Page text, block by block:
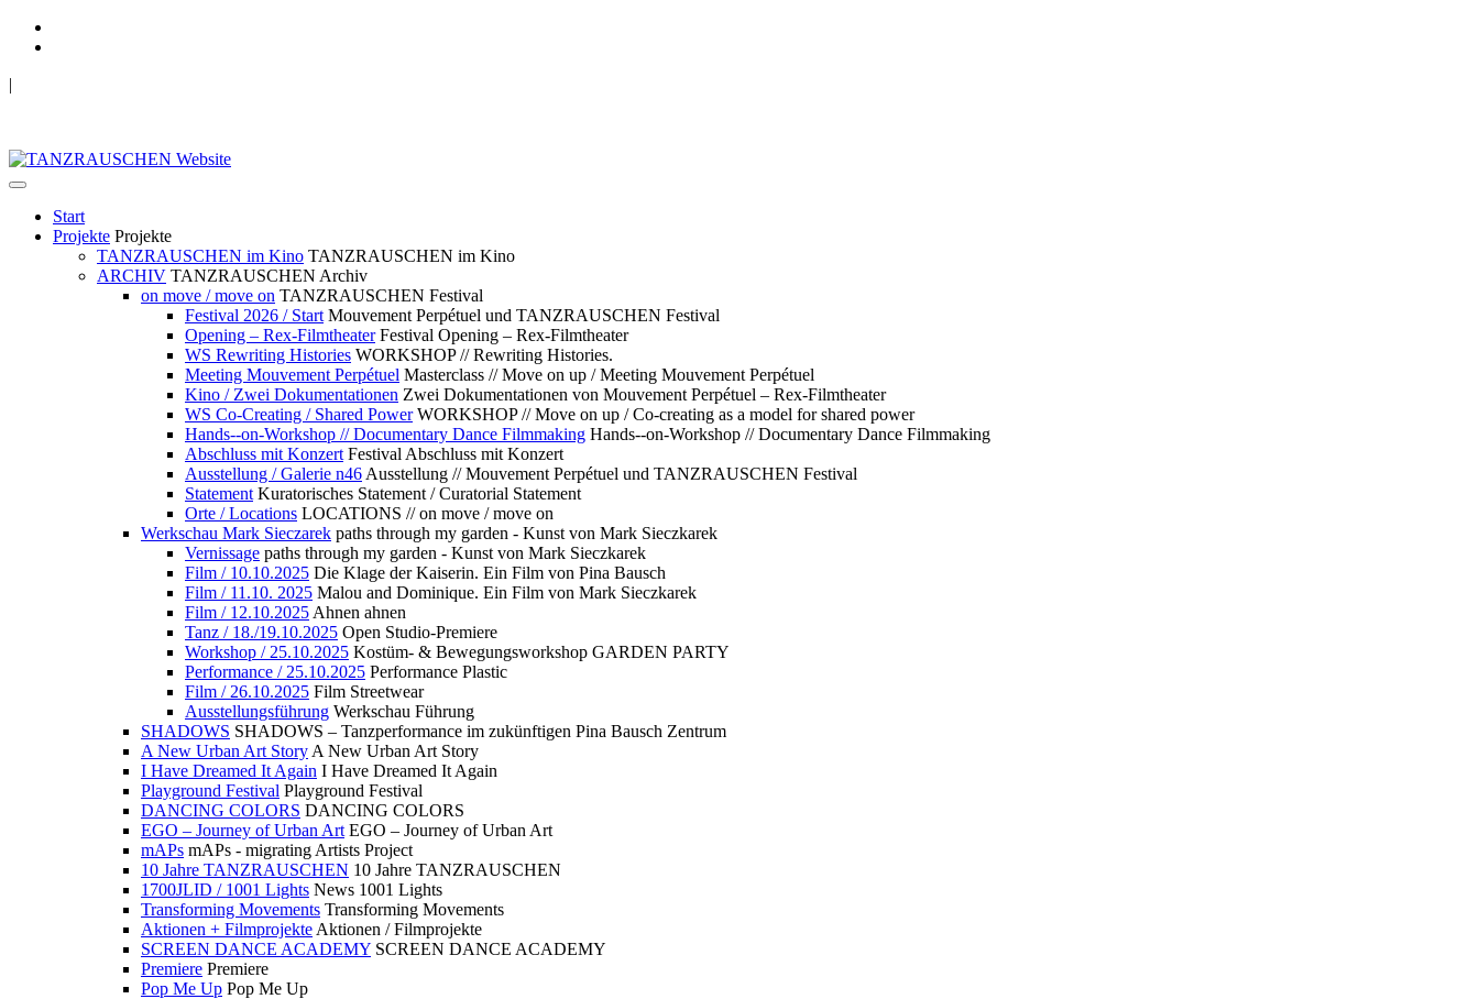
|
Start
Projekte Projekte
TANZRAUSCHEN im Kino TANZRAUSCHEN im Kino
ARCHIV TANZRAUSCHEN Archiv
on move / move on TANZRAUSCHEN Festival
Festival 2026 / Start Mouvement Perpétuel und TANZRAUSCHEN Festival
Opening – Rex-Filmtheater Festival Opening – Rex-Filmtheater
WS Rewriting Histories WORKSHOP // Rewriting Histories.
Meeting Mouvement Perpétuel Masterclass // Move on up / Meeting Mouvement Perpétuel
Kino / Zwei Dokumentationen Zwei Dokumentationen von Mouvement Perpétuel – Rex-Filmtheater
WS Co-Creating / Shared Power WORKSHOP // Move on up / Co-creating as a model for shared power
Hands--on-Workshop // Documentary Dance Filmmaking Hands--on-Workshop // Documentary Dance Filmmaking
Abschluss mit Konzert Festival Abschluss mit Konzert
Ausstellung / Galerie n46 Ausstellung // Mouvement Perpétuel und TANZRAUSCHEN Festival
Statement Kuratorisches Statement / Curatorial Statement
Orte / Locations LOCATIONS // on move / move on
Werkschau Mark Sieczarek paths through my garden - Kunst von Mark Sieczkarek
Vernissage paths through my garden - Kunst von Mark Sieczkarek
Film / 10.10.2025 Die Klage der Kaiserin. Ein Film von Pina Bausch
Film / 11.10. 2025 Malou and Dominique. Ein Film von Mark Sieczkarek
Film / 12.10.2025 Ahnen ahnen
Tanz / 18./19.10.2025 Open Studio-Premiere
Workshop / 25.10.2025 Kostüm- & Bewegungsworkshop GARDEN PARTY
Performance / 25.10.2025 Performance Plastic
Film / 26.10.2025 Film Streetwear
Ausstellungsführung Werkschau Führung
SHADOWS SHADOWS – Tanzperformance im zukünftigen Pina Bausch Zentrum
A New Urban Art Story A New Urban Art Story
I Have Dreamed It Again I Have Dreamed It Again
Playground Festival Playground Festival
DANCING COLORS DANCING COLORS
EGO – Journey of Urban Art EGO – Journey of Urban Art
mAPs mAPs - migrating Artists Project
10 Jahre TANZRAUSCHEN 10 Jahre TANZRAUSCHEN
1700JLID / 1001 Lights News 1001 Lights
Transforming Movements Transforming Movements
Aktionen + Filmprojekte Aktionen / Filmprojekte
SCREEN DANCE ACADEMY SCREEN DANCE ACADEMY
Premiere Premiere
Pop Me Up Pop Me Up